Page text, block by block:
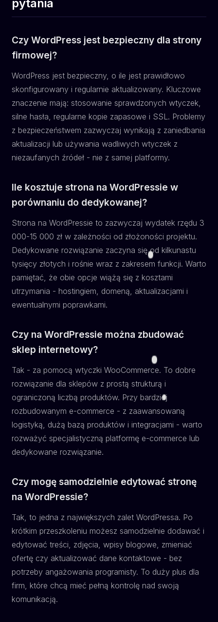
pytania
Czy WordPress jest bezpieczny dla strony
firmowej?
WordPress jest bezpieczny, o ile jest prawidłowo
skonfigurowany i regularnie aktualizowany. Kluczowe
znaczenie mają: stosowanie sprawdzonych wtyczek,
silne hasła, regularne kopie zapasowe i SSL. Problemy
z bezpieczeństwem zazwyczaj wynikają z zaniedbania
aktualizacji lub używania wadliwych wtyczek z
niezaufanych źródeł - nie z samej platformy.
Ile kosztuje strona na WordPressie w
porównaniu do dedykowanej?
Strona na WordPressie to zazwyczaj wydatek rzędu 3
000-15 000 zł w zależności od złożoności projektu.
Dedykowane rozwiązanie zaczyna się od kilkunastu
tysięcy złotych i rośnie wraz z zakresem funkcji. Warto
pamiętać, że obie opcje wiążą się z kosztami
utrzymania - hostingiem, domeną, aktualizacjami i
ewentualnymi poprawkami.
Czy na WordPressie można zbudować
sklep internetowy?
Tak - za pomocą wtyczki WooCommerce. To dobre
rozwiązanie dla sklepów z prostą strukturą i
ograniczoną liczbą produktów. Przy bardziej
rozbudowanym e-commerce - z zaawansowaną
logistyką, dużą bazą produktów i integracjami - warto
rozważyć specjalistyczną platformę e-commerce lub
dedykowane rozwiązanie.
Czy mogę samodzielnie edytować stronę
na WordPressie?
Tak, to jedna z największych zalet WordPressa. Po
krótkim przeszkoleniu możesz samodzielnie dodawać i
edytować treści, zdjęcia, wpisy blogowe, zmieniać
ofertę czy aktualizować dane kontaktowe - bez
potrzeby angażowania programisty. To duży plus dla
firm, które chcą mieć pełną kontrolę nad swoją
komunikacją.